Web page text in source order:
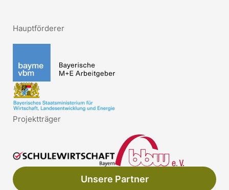
Hauptförderer
Projektträger
Unsere Partner